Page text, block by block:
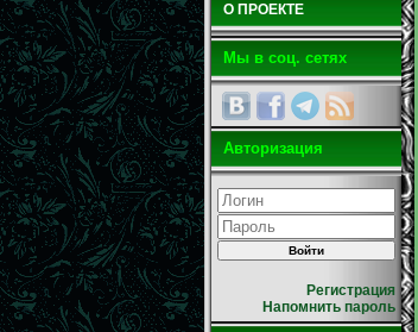
О ПРОЕКТЕ
Мы в соц. сетях
Авторизация
Регистрация
Напомнить пароль